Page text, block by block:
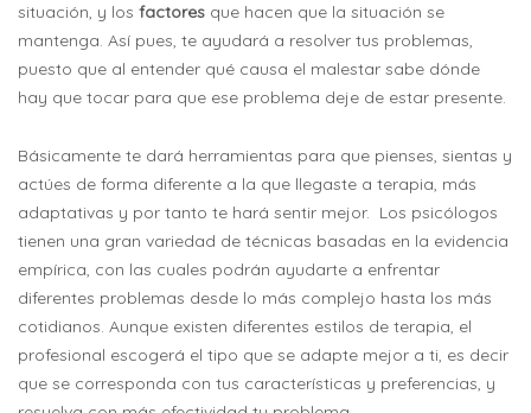
situación, y los factores que hacen que la situación se
mantenga. Así pues, te ayudará a resolver tus problemas,
puesto que al entender qué causa el malestar sabe dónde
hay que tocar para que ese problema deje de estar presente.
Básicamente te dará herramientas para que pienses, sientas y
actúes de forma diferente a la que llegaste a terapia, más
adaptativas y por tanto te hará sentir mejor. Los psicólogos
tienen una gran variedad de técnicas basadas en la evidencia
empírica, con las cuales podrán ayudarte a enfrentar
diferentes problemas desde lo más complejo hasta los más
cotidianos. Aunque existen diferentes estilos de terapia, el
profesional escogerá el tipo que se adapte mejor a ti, es decir
que se corresponda con tus características y preferencias, y